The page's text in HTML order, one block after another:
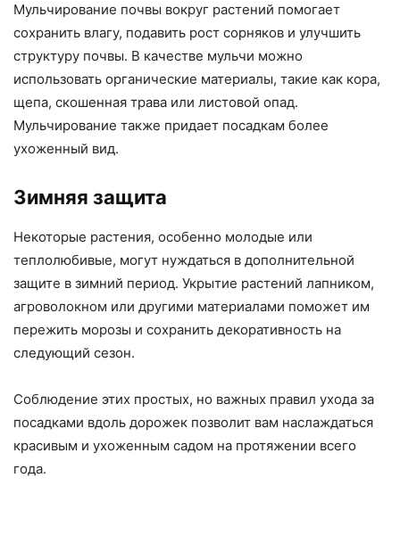
Мульчирование почвы вокруг растений помогает
сохранить влагу, подавить рост сорняков и улучшить
структуру почвы. В качестве мульчи можно
использовать органические материалы, такие как кора,
щепа, скошенная трава или листовой опад.
Мульчирование также придает посадкам более
ухоженный вид.
Зимняя защита
Некоторые растения, особенно молодые или
теплолюбивые, могут нуждаться в дополнительной
защите в зимний период. Укрытие растений лапником,
агроволокном или другими материалами поможет им
пережить морозы и сохранить декоративность на
следующий сезон.
Соблюдение этих простых, но важных правил ухода за
посадками вдоль дорожек позволит вам наслаждаться
красивым и ухоженным садом на протяжении всего
года.